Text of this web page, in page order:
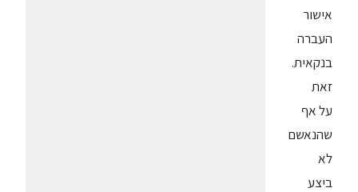
אישור
העברה
בנקאית.
זאת
על אף
שהנאשם
לא
ביצע